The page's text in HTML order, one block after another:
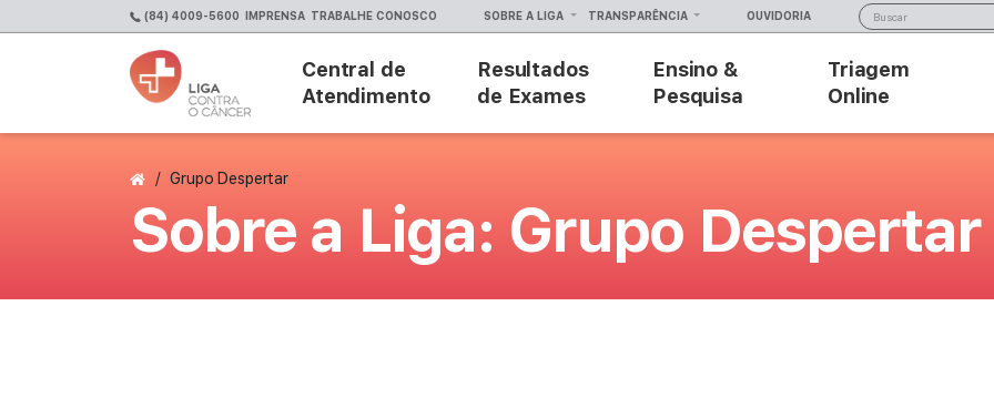
(84) 4009-5600 IMPRENSA TRABALHE CONOSCO SOBRE A LIGA TRANSPARÊNCIA OUVIDORIA
Central de
Atendimento
Resultados
de Exames
Ensino &
Pesquisa
Triagem
Online
Página Inicial
/ Grupo Despertar
Sobre a Liga: Grupo Despertar